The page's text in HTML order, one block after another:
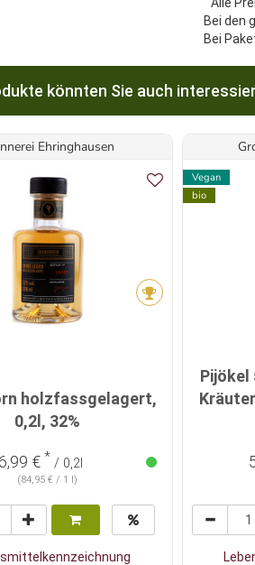
Bei den
Bei
könnten Sie auch
Ehringhausen
holzfassgelagert,
0,2l, 32%
€ * / 0,2l
(84,95 € / 1 l)
Vegan
bio
Pijökel